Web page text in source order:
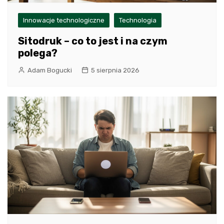
Innowacje technologiczne Technologia
Sitodruk – co to jest i na czym
polega?
Adam Bogucki 5 sierpnia 2026